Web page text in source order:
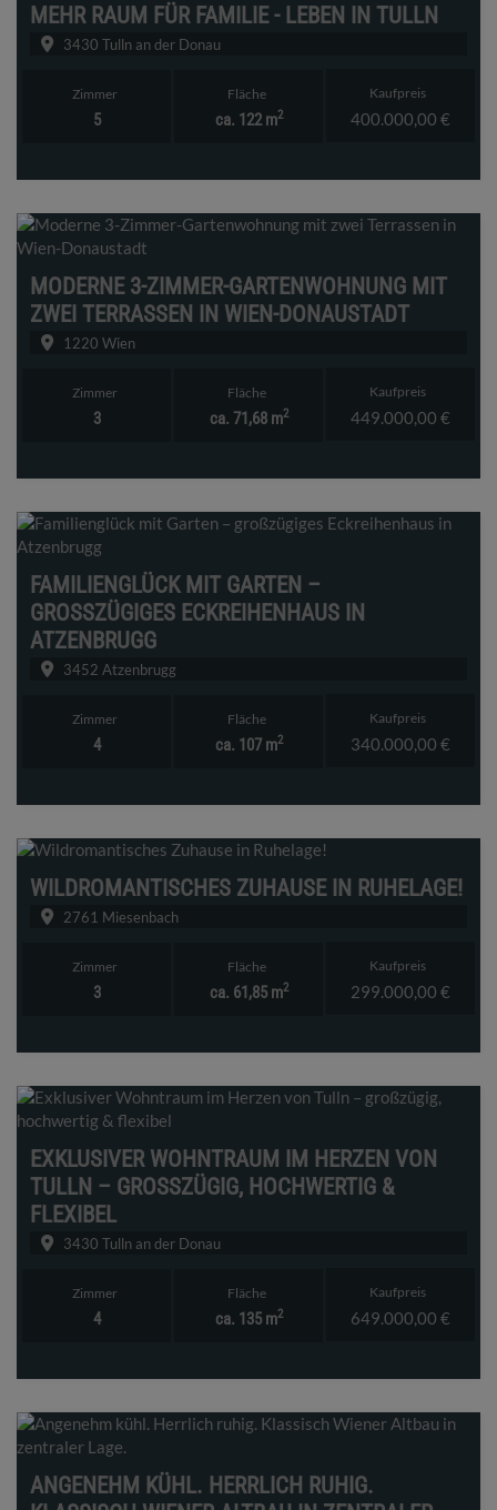
MEHR RAUM FÜR FAMILIE - LEBEN IN TULLN
3430 Tulln an der Donau
Zimmer
5
Fläche
ca. 122 m2
Kaufpreis
400.000,00 €
MODERNE 3-ZIMMER-GARTENWOHNUNG MIT
ZWEI TERRASSEN IN WIEN-DONAUSTADT
1220 Wien
Zimmer
3
Fläche
ca. 71,68 m2
Kaufpreis
449.000,00 €
FAMILIENGLÜCK MIT GARTEN –
GROSSZÜGIGES ECKREIHENHAUS IN A
TZENBRUGG
3452 Atzenbrugg
Zimmer
4
Fläche
ca. 107 m2
Kaufpreis
340.000,00 €
WILDROMANTISCHES ZUHAUSE IN RUHELAGE!
2761 Miesenbach
Zimmer
3
Fläche
ca. 61,85 m2
Kaufpreis
299.000,00 €
EXKLUSIVER WOHNTRAUM IM HERZEN VON
TULLN – GROSSZÜGIG, HOCHWERTIG & F
LEXIBEL
3430 Tulln an der Donau
Zimmer
4
Fläche
ca. 135 m2
Kaufpreis
649.000,00 €
ANGENEHM KÜHL. HERRLICH RUHIG.